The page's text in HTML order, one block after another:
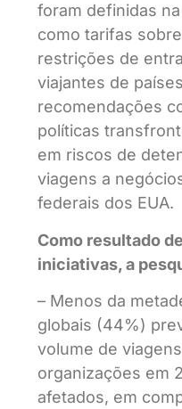
foram definidas
como tarifas
restrições de
viajantes de
recomendações
políticas
em riscos de
viagens a
federais dos EUA.
Como resultado
iniciativas, a
– Menos da
globais (44%)
volume de
organizações em
afetados, em